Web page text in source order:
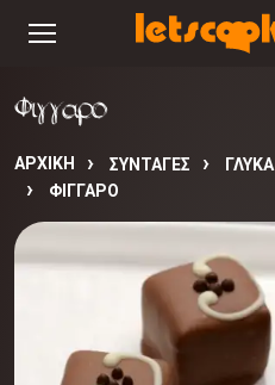
Φιγγαρο
ΑΡΧΙΚΉ ΣΥΝΤΑΓΈΣ ΓΛΥΚΑ
ΦΙΓΓΑΡΟ